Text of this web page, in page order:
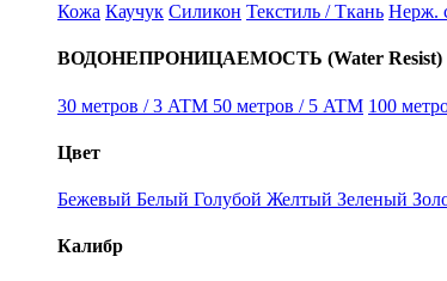
Кожа Каучук Силикон Текстиль / Ткань Нерж.
ВОДОНЕПРОНИЦАЕМОСТЬ (Water Resist)
30 метров / 3 ATM 50 метров / 5 ATM 100
Цвет
Бежевый Белый Голубой Желтый Зеленый
Калибр